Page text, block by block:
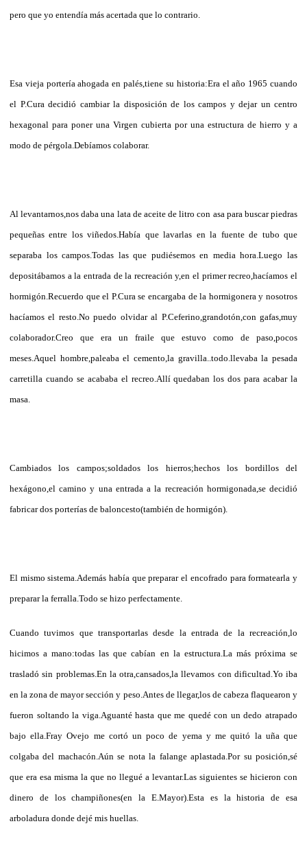
pero que yo entendía más acertada que lo contrario.
Esa vieja portería ahogada en palés,tiene su historia:Era el año 1965 cuando
el P.Cura decidió cambiar la disposición de los campos y dejar un centro
hexagonal para poner una Virgen cubierta por una estructura de hierro y a
modo de pérgola.Debíamos colaborar.
Al levantarnos,nos daba una lata de aceite de litro con asa para buscar piedras
pequeñas entre los viñedos.Había que lavarlas en la fuente de tubo que
separaba los campos.Todas las que pudiésemos en media hora.Luego las
depositábamos a la entrada de la recreación y,en el primer recreo,hacíamos el
hormigón.Recuerdo que el P.Cura se encargaba de la hormigonera y nosotros
hacíamos el resto.No puedo olvidar al P.Ceferino,grandotón,con gafas,muy
colaborador.Creo que era un fraile que estuvo como de paso,pocos
meses.Aquel hombre,paleaba el cemento,la gravilla..todo.llevaba la pesada
carretilla cuando se acababa el recreo.Allí quedaban los dos para acabar la
masa.
Cambiados los campos;soldados los hierros;hechos los bordillos del
hexágono,el camino y una entrada a la recreación hormigonada,se decidió
fabricar dos porterías de baloncesto(también de hormigón).
El mismo sistema.Además había que preparar el encofrado para formatearla y
preparar la ferralla.Todo se hizo perfectamente.
Cuando tuvimos que transportarlas desde la entrada de la recreación,lo
hicimos a mano:todas las que cabían en la estructura.La más próxima se
trasladó sin problemas.En la otra,cansados,la llevamos con dificultad.Yo iba
en la zona de mayor sección y peso.Antes de llegar,los de cabeza flaquearon y
fueron soltando la viga.Aguanté hasta que me quedé con un dedo atrapado
bajo ella.Fray Ovejo me cortó un poco de yema y me quitó la uña que
colgaba del machacón.Aún se nota la falange aplastada.Por su posición,sé
que era esa misma la que no llegué a levantar.Las siguientes se hicieron con
dinero de los champiñones(en la E.Mayor).Esta es la historia de esa
arboladura donde dejé mis huellas.